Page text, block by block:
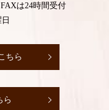
は24時間受付
日
ちら
ら